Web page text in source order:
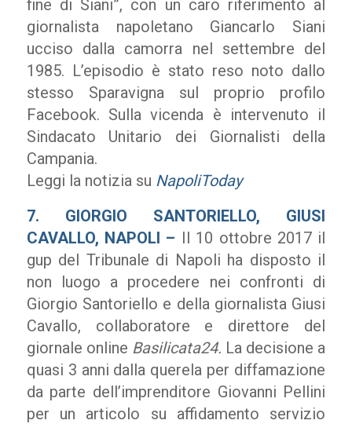
fine di Siani”, con un caro riferimento al
giornalista napoletano Giancarlo Siani
ucciso dalla camorra nel settembre del
1985. L’episodio è stato reso noto dallo
stesso Sparavigna sul proprio profilo
Facebook. Sulla vicenda è intervenuto il
Sindacato Unitario dei Giornalisti della
Campania.
Leggi la notizia su NapoliToday
7. GIORGIO SANTORIELLO, GIUSI
CAVALLO, NAPOLI – Il 10 ottobre 2017 il
gup del Tribunale di Napoli ha disposto il
non luogo a procedere nei confronti di
Giorgio Santoriello e della giornalista Giusi
Cavallo, collaboratore e direttore del
giornale online Basilicata24. La decisione a
quasi 3 anni dalla querela per diffamazione
da parte dell’imprenditore Giovanni Pellini
per un articolo su affidamento servizio